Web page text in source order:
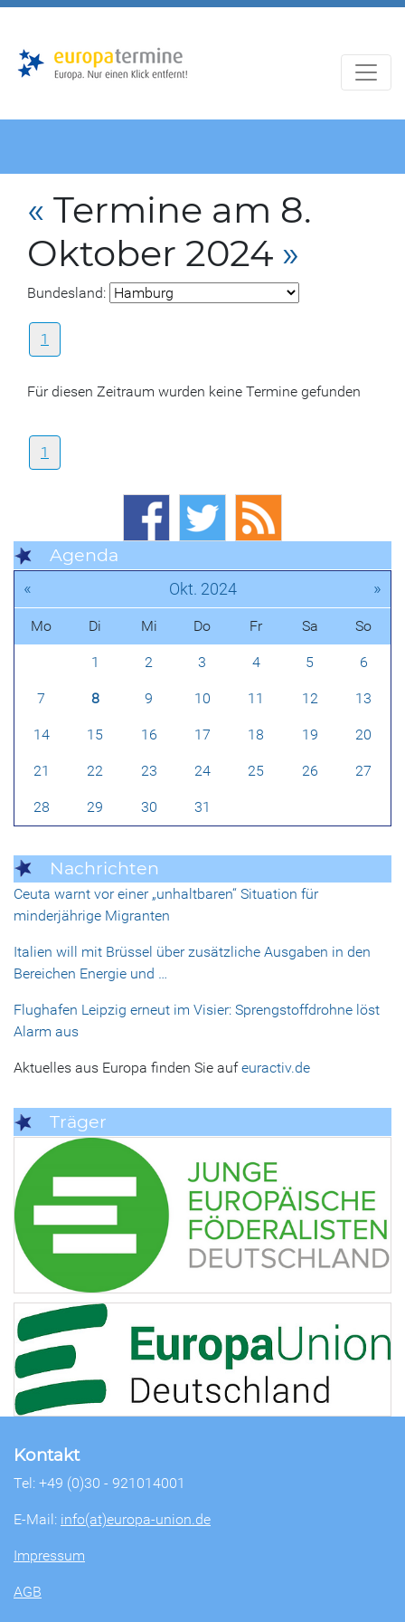
« Termine am 8.
Oktober 2024 »
Bundesland:
1
Für diesen Zeitraum wurden keine Termine gefunden
1
Agenda
« Okt. 2024 »
Mo Di Mi Do Fr Sa So
1 2 3 4 5 6
7 8 9 10 11 12 13
14 15 16 17 18 19 20
21 22 23 24 25 26 27
28 29 30 31
Nachrichten
Ceuta warnt vor einer „unhaltbaren“ Situation für
minderjährige Migranten
Italien will mit Brüssel über zusätzliche Ausgaben in den
Bereichen Energie und …
Flughafen Leipzig erneut im Visier: Sprengstoffdrohne löst
Alarm aus
Aktuelles aus Europa finden Sie aufeuractiv.de
Träger
Kontakt
Tel: +49 (0)30 - 921014001
E-Mail: info(at)europa-union.de
Impressum
AGB